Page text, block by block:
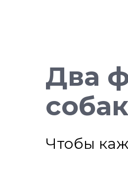
Два
Чтобы